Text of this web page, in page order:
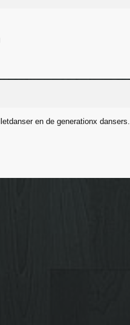
en de generationx dansers.